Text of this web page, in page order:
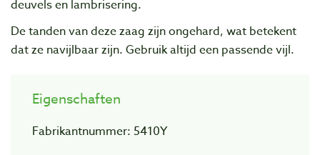
deuvels en lambrisering.
De tanden van deze zaag zijn ongehard, wat betekent
dat ze navijlbaar zijn. Gebruik altijd een passende vijl.
Eigenschaften
Fabrikantnummer: 5410Y